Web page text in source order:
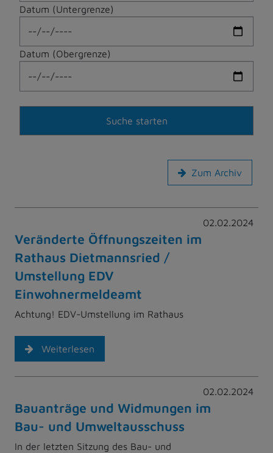
Datum (Untergrenze)
Datum (Obergrenze)
Zum Archiv
02.02.2024
Veränderte Öffnungszeiten im
Rathaus Dietmannsried /
Umstellung EDV
Einwohnermeldeamt
Achtung! EDV-Umstellung im Rathaus
Weiterlesen
02.02.2024
Bauanträge und Widmungen im
Bau- und Umweltausschuss
In der letzten Sitzung des Bau- und